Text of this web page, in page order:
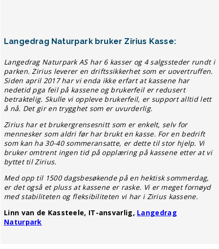
Langedrag Naturpark bruker Zirius Kasse:
Langedrag Naturpark AS har 6 kasser og 4 salgssteder rundt i
parken. Zirius leverer en driftssikkerhet som er uovertruffen.
Siden april 2017 har vi enda ikke erfart at kassene har
nedetid pga feil på kassene og brukerfeil er redusert
betraktelig. Skulle vi oppleve brukerfeil, er support alltid lett
å nå. Det gir en trygghet som er uvurderlig.
Zirius har et brukergrensesnitt som er enkelt, selv for
mennesker som aldri før har brukt en kasse. For en bedrift
som kan ha 30-40 sommeransatte, er dette til stor hjelp. Vi
bruker omtrent ingen tid på opplæring på kassene etter at vi
byttet til Zirius.
Med opp til 1500 dagsbesøkende på en hektisk sommerdag,
er det også et pluss at kassene er raske. Vi er meget fornøyd
med stabiliteten og fleksibiliteten vi har i Zirius kassene.
Linn van de Kassteele, IT-ansvarlig, Langedrag
Naturpark